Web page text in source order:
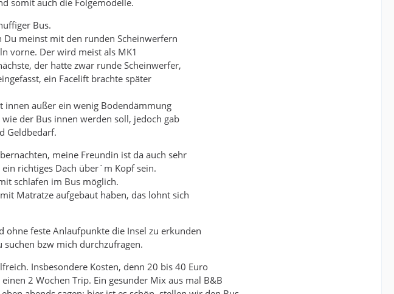
somit auch die Folgemodelle.
Bus.
meinst mit den runden Scheinwerfern
vorne. Der wird meist als MK1
der hatte zwar runde Scheinwerfer,
ein Facelift brachte später
innen außer ein wenig Bodendämmung
der Bus innen werden soll, jedoch gab
Geldbedarf.
meine Freundin ist da auch sehr
richtiges Dach über´m Kopf sein.
schlafen im Bus möglich.
Matratze aufgebaut haben, das lohnt sich
feste Anlaufpunkte die Insel zu erkunden
bzw mich durchzufragen.
Insbesondere Kosten, denn 20 bis 40 Euro
2 Wochen Trip. Ein gesunder Mix aus mal B&B